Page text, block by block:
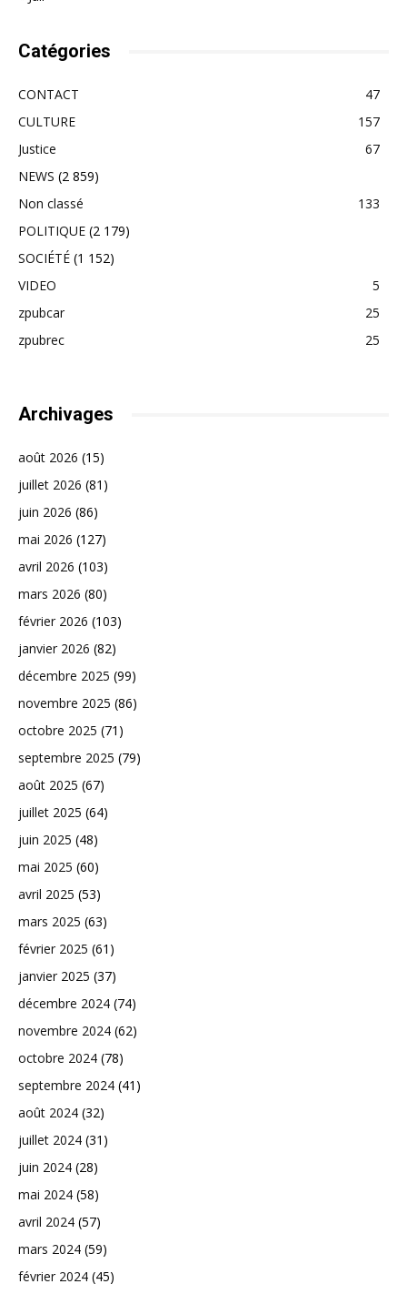
Catégories
CONTACT
47
CULTURE
157
Justice
67
NEWS (2 859)
Non classé
133
POLITIQUE (2 179)
SOCIÉTÉ (1 152)
VIDEO
5
zpubcar
25
zpubrec
25
Archivages
août 2026 (15)
juillet 2026 (81)
juin 2026 (86)
mai 2026 (127)
avril 2026 (103)
mars 2026 (80)
février 2026 (103)
janvier 2026 (82)
décembre 2025 (99)
novembre 2025 (86)
octobre 2025 (71)
septembre 2025 (79)
août 2025 (67)
juillet 2025 (64)
juin 2025 (48)
mai 2025 (60)
avril 2025 (53)
mars 2025 (63)
février 2025 (61)
janvier 2025 (37)
décembre 2024 (74)
novembre 2024 (62)
octobre 2024 (78)
septembre 2024 (41)
août 2024 (32)
juillet 2024 (31)
juin 2024 (28)
mai 2024 (58)
avril 2024 (57)
mars 2024 (59)
février 2024 (45)